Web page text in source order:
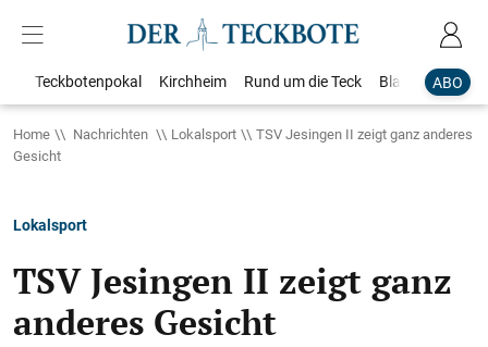
ABO
Teckbotenpokal Kirchheim Rund um die Teck Blaulicht
Home Nachrichten Lokalsport
TSV Jesingen II zeigt ganz anderes
Gesicht
Lokalsport
TSV Jesingen II zeigt ganz
anderes Gesicht